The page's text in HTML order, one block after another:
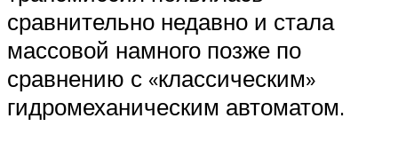
сравнительно недавно и стала
массовой намного позже по
сравнению с «классическим»
гидромеханическим автоматом.